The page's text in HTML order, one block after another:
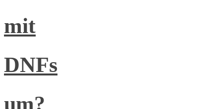
mit
DNFs
um?